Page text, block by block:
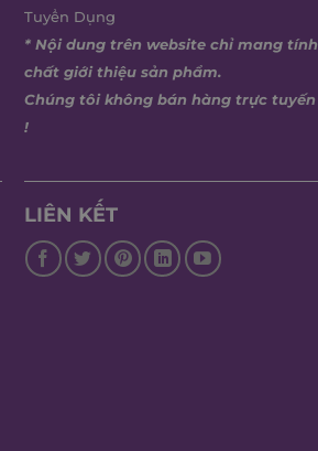
Tuyển Dụng
* Nội dung trên website chỉ mang tính
chất giới thiệu sản phẩm.
Chúng tôi không bán hàng trực tuyến
!
LIÊN KẾT